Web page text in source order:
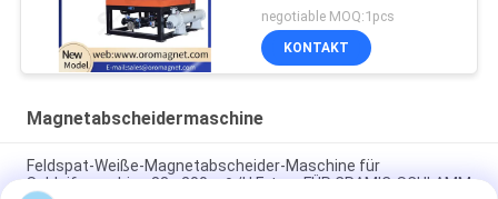
Magnetische
Trennmaschine für
Schleifmaschine
negotiable MOQ:1pcs
KONTAKT
Magnetabscheidermaschine
Feldspat-Weiße-Magnetabscheider-Maschine für
Schleifmaschine 83 - 200m ³ /H Ertrag FÜR CRAMIC-SCHLAMM